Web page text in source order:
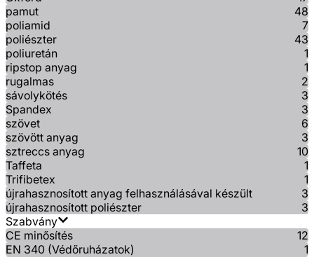
pamut
48
poliamid
7
poliészter
43
poliuretán
1
ripstop anyag
1
rugalmas
2
sávolykötés
3
Spandex
3
szövet
6
szövött anyag
3
sztreccs anyag
10
Taffeta
1
Trifibetex
1
újrahasznosított anyag felhasználásával készült
3
újrahasznosított poliészter
3
Szabvány
CE minősítés
12
EN 340 (Védőruházatok)
1